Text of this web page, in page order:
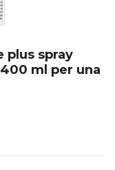
plus spray
ml per una